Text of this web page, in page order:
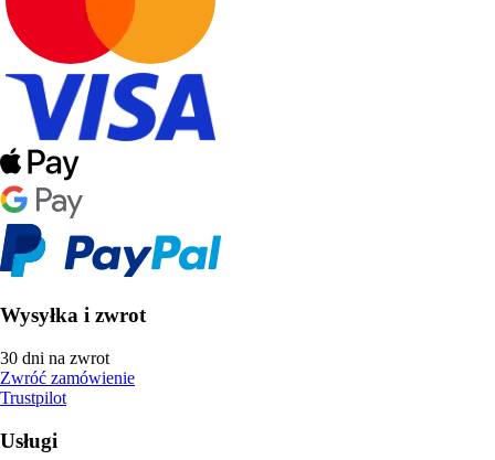
Wysyłka i zwrot
30 dni na zwrot
Zwróć zamówienie
Trustpilot
Usługi